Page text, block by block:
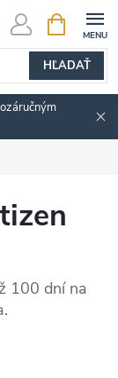
HĽADAŤ
KOŠÍK
100 dní na